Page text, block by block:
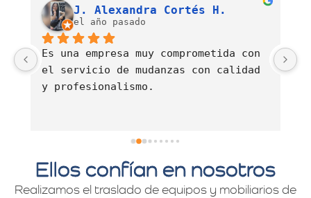
J. Alexandra Cortés H.
el año pasado
Es una empresa muy comprometida con
el servicio de mudanzas con calidad
y profesionalismo.
Ellos confían en nosotros
Realizamos el traslado de equipos y mobiliarios de